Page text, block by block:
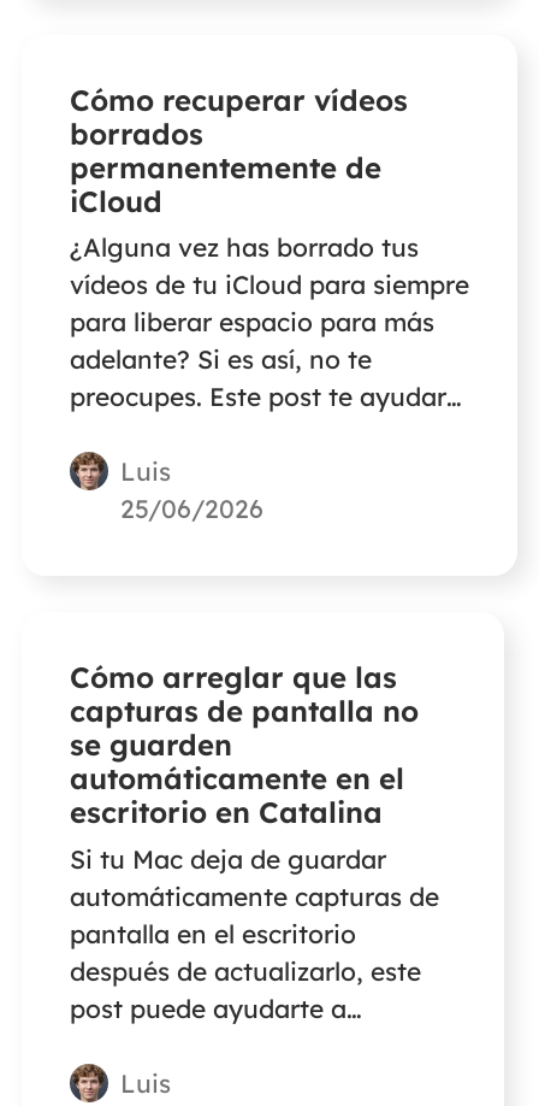
Cómo recuperar vídeos
borrados
permanentemente de
iCloud
¿Alguna vez has borrado tus
vídeos de tu iCloud para siempre
para liberar espacio para más
adelante? Si es así, no te
preocupes. Este post te ayudará
definitivamente de iCloud.
Luis
25/06/2026
Cómo arreglar que las
capturas de pantalla no
se guarden
automáticamente en el
escritorio en Catalina
Si tu Mac deja de guardar
automáticamente capturas de
pantalla en el escritorio
después de actualizarlo, este
post puede ayudarte a
encontrarás soluciones cuando
Luis